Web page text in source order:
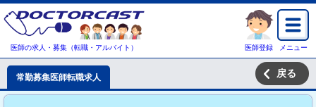
医師の求人・募集（転職・アルバイト） 医師登録 メニュー
常勤募集医師転職求人 戻る